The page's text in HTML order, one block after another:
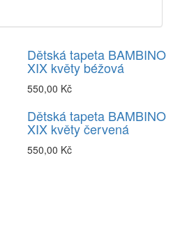
Dětská tapeta BAMBINO
XIX květy béžová
550,00 Kč
Dětská tapeta BAMBINO
XIX květy červená
550,00 Kč